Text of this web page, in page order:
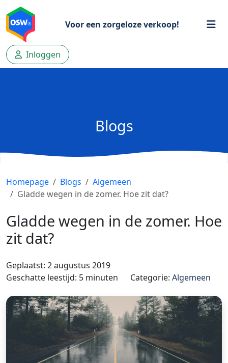
Voor een zorgeloze verkoop!
Inloggen
Blogs
Homepage Blogs
Algemeen
Gladde wegen in de zomer. Hoe zit dat?
Gladde wegen in de zomer. Hoe
zit dat?
Geplaatst: 2 augustus 2019
Geschatte leestijd: 5 minuten
Categorie: Algemeen